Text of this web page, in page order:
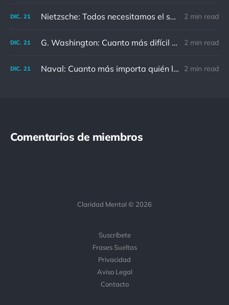
DIC. 21 Nietzsche: Todos necesitamos el sentido de culpa, pero nadie necesita sentirse culpable. 2 min read
DIC. 21 G. Washington: Cuanto más difícil es el conflicto, mayor es el triunfo. 2 min read
DIC. 21 Naval: Cuanto más importa quién lo ha dicho, menos importa en realidad 2 min read
Comentarios de miembros
Claridad Mental © 2026
Suscríbete
Frases Sueltas
Privacidad
Aviso Legal
Contacto